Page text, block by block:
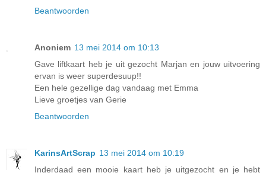
Beantwoorden
Anoniem 13 mei 2014 om 10:13
Gave liftkaart heb je uit gezocht Marjan en jouw uitvoering
ervan is weer superdesuup!!
Een hele gezellige dag vandaag met Emma
Lieve groetjes van Gerie
Beantwoorden
KarinsArtScrap 13 mei 2014 om 10:19
Inderdaad een mooie kaart heb je uitgezocht en je hebt